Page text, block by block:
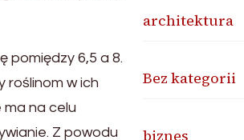
pomiędzy 6,5 a 8.
roślinom w ich
ma na celu
Z powodu
architektura
Bez kategorii
biznes